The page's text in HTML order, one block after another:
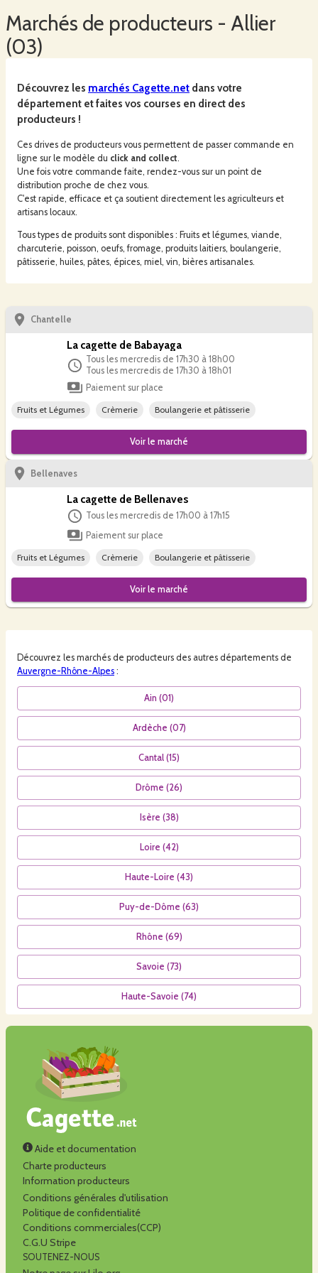
Marchés de producteurs - Allier
(03)
Découvrez les marchés Cagette.net dans votre
département et faites vos courses en direct des
producteurs !
Ces drives de producteurs vous permettent de passer commande en
ligne sur le modèle du click and collect.
Une fois votre commande faite, rendez-vous sur un point de
distribution proche de chez vous.
C'est rapide, efficace et ça soutient directement les agriculteurs et
artisans locaux.
Tous types de produits sont disponibles : Fruits et légumes, viande,
charcuterie, poisson, oeufs, fromage, produits laitiers, boulangerie,
pâtisserie, huiles, pâtes, épices, miel, vin, bières artisanales.
Chantelle
La cagette de Babayaga
Tous les mercredis de 17h30 à 18h00
Tous les mercredis de 17h30 à 18h01
Paiement sur place
Fruits et Légumes Crèmerie Boulangerie et pâtisserie
Voir le marché
Bellenaves
La cagette de Bellenaves
Tous les mercredis de 17h00 à 17h15
Paiement sur place
Fruits et Légumes Crèmerie Boulangerie et pâtisserie
Voir le marché
Découvrez les marchés de producteurs des autres départements de
Auvergne-Rhône-Alpes :
Ain (01)
Ardèche (07)
Cantal (15)
Drôme (26)
Isère (38)
Loire (42)
Haute-Loire (43)
Puy-de-Dôme (63)
Rhône (69)
Savoie (73)
Haute-Savoie (74)
Aide et documentation
Charte producteurs
Information producteurs
Conditions générales d'utilisation
Politique de confidentialité
Conditions commerciales(CCP)
C.G.U Stripe
SOUTENEZ-NOUS